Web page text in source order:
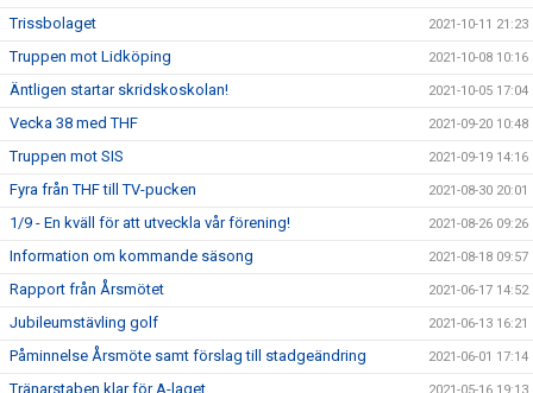
Trissbolaget 2021-10-11 21:23
Truppen mot Lidköping 2021-10-08 10:16
Äntligen startar skridskoskolan! 2021-10-05 17:04
Vecka 38 med THF 2021-09-20 10:48
Truppen mot SIS 2021-09-19 14:16
Fyra från THF till TV-pucken 2021-08-30 20:01
1/9 - En kväll för att utveckla vår förening! 2021-08-26 09:26
Information om kommande säsong 2021-08-18 09:57
Rapport från Årsmötet 2021-06-17 14:52
Jubileumstävling golf 2021-06-13 16:21
Påminnelse Årsmöte samt förslag till stadgeändring 2021-06-01 17:14
Tränarstaben klar för A-laget 2021-05-16 19:13